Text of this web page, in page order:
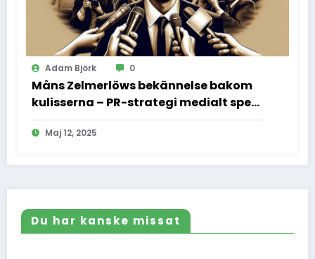
Adam Björk 0
Måns Zelmerlöws bekännelse bakom
kulisserna – PR-strategi medialt spel
och vad vi inte fick se
Maj 12, 2025
Du har kanske missat